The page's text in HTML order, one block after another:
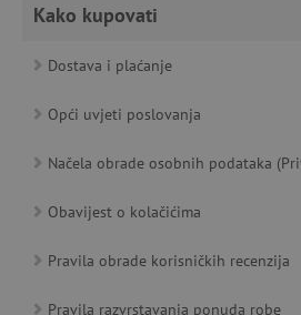
Kako kupovati
Dostava i plaćanje
Opći uvjeti poslovanja
Načela obrade osobnih podataka
Obavijest o kolačićima
Pravila obrade korisničkih recenzija
Pravila razvrstavanja ponuda robe
product_filter_remember